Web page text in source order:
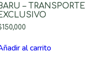
– TRANSPORTE
150,000
al carrito